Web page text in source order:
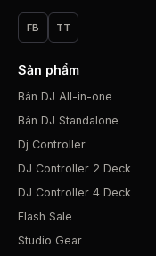
FB TT
Sản phẩm
Bàn DJ All-in-one
Bàn DJ Standalone
Dj Controller
DJ Controller 2 Deck
DJ Controller 4 Deck
Flash Sale
Studio Gear